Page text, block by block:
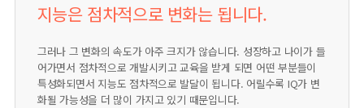
지능은 점차적으로 변화는 됩니다.
그러나 그 변화의 속도가 아주 크지가 않습니다. 성장하고 나이가 들
어가면서 점차적으로 개발시키고 교육을 받게 되면 어떤 부분들이
특성화되면서 지능도 점차적으로 발달이 됩니다. 어릴수록 IQ가 변
화될 가능성을 더 많이 가지고 있기 때문입니다.